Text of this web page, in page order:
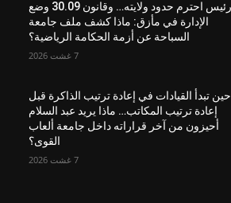
رئيس احترم حدود ولايته… وقانون 30.09 وضع
الإدارة في مأزق: ماذا كشف ملف جامعة
السباحة عن أزمة الحكامة الرياضية؟
7 غشت 2026
حين تبدأ القيادات في إعادة ترتيب الذاكرة قبل
إعادة ترتيب المكاتب… ماذا يريد عبد السلام
أحيزون من آخر قراراته داخل جامعة ألعاب
القوى؟
7 غشت 2026